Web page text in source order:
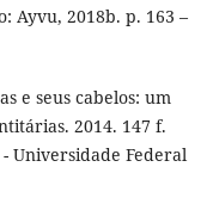
Ayvu, 2018b. p. 163 –
e seus cabelos: um
2014. 147 f.
Universidade Federal